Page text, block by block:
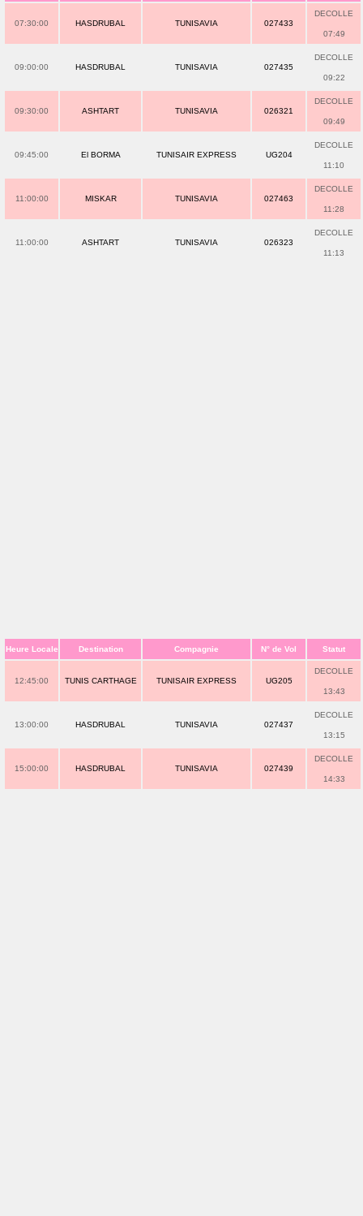
07:30:00 HASDRUBAL TUNISAVIA 027433
DECOLLE
07:49
09:00:00 HASDRUBAL TUNISAVIA 027435
DECOLLE
09:22
09:30:00 ASHTART TUNISAVIA 026321
DECOLLE
09:49
09:45:00 El BORMA TUNISAIR EXPRESS UG204
DECOLLE
11:10
11:00:00 MISKAR TUNISAVIA 027463
DECOLLE
11:28
11:00:00 ASHTART TUNISAVIA 026323
DECOLLE
11:13
Heure Locale Destination Compagnie N° de Vol Statut
12:45:00 TUNIS CARTHAGE TUNISAIR EXPRESS UG205
DECOLLE
13:43
13:00:00 HASDRUBAL TUNISAVIA 027437
DECOLLE
13:15
15:00:00 HASDRUBAL TUNISAVIA 027439
DECOLLE
14:33